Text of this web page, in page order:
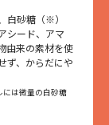
白砂糖（※）
シード、アマ
由来の素材を使
ず、からだにや
には微量の白砂糖